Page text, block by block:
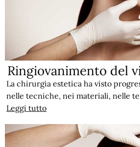
Ringiovanimento del
La chirurgia estetica ha visto
nelle tecniche, nei materiali, nelle
Leggi tutto